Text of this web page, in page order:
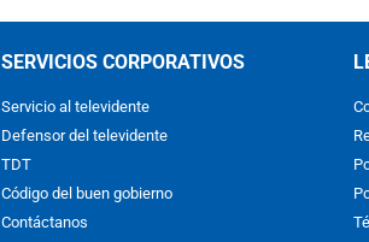
SERVICIOS CORPORATIVOS
Servicio al televidente
Defensor del televidente
TDT
Código del buen gobierno
Contáctanos